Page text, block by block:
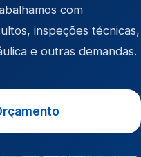
com
inspeções técnicas,
e outras demandas.